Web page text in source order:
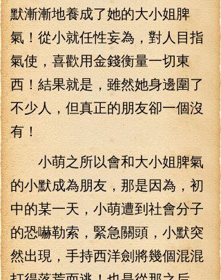
默漸漸地養成了她的大小姐脾
氣！從小就任性妄為，對人目指
氣使，喜歡用金錢衡量一切東
西！結果就是，雖然她身邊圍了
不少人，但真正的朋友卻一個沒
有！
小萌之所以會和大小姐脾氣
的小默成為朋友，那是因為，初
中的某一天，小萌遭到社會分子
的恐嚇勒索，緊急關頭，小默突
然出現，手持西洋劍將幾個混混